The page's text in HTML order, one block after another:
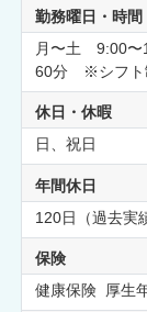
勤務曜日・時間
月〜土 9:00
60分 ※シフト
休日・休暇
日、祝日
年間休日
120日（過去実
保険
健康保険 厚生